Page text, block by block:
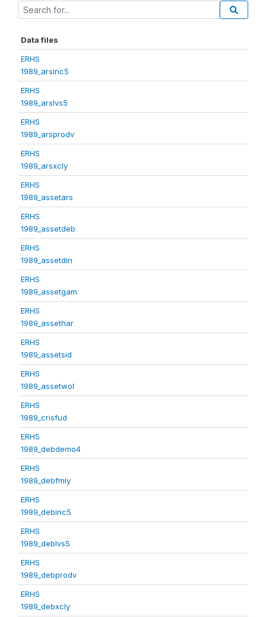
Data files
ERHS
1989_arsinc5
ERHS
1989_arslvs5
ERHS
1989_arsprodv
ERHS
1989_arsxcly
ERHS
1989_assetars
ERHS
1989_assetdeb
ERHS
1989_assetdin
ERHS
1989_assetgam
ERHS
1989_assethar
ERHS
1989_assetsid
ERHS
1989_assetwol
ERHS
1989_crisfud
ERHS
1989_debdemo4
ERHS
1989_debfmly
ERHS
1989_debinc5
ERHS
1989_deblvs5
ERHS
1989_debprodv
ERHS
1989_debxcly